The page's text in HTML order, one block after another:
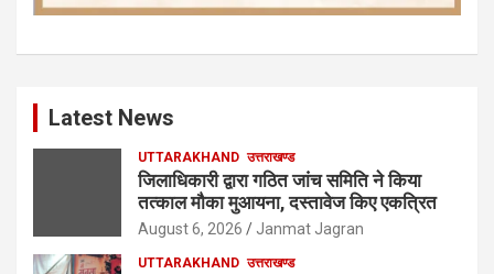
Latest News
UTTARAKHAND उत्तराखण्ड
जिलाधिकारी द्वारा गठित जांच समिति ने किया
तत्काल मौका मुआयना, दस्तावेज किए एकत्रित
August 6, 2026 Janmat Jagran
UTTARAKHAND उत्तराखण्ड